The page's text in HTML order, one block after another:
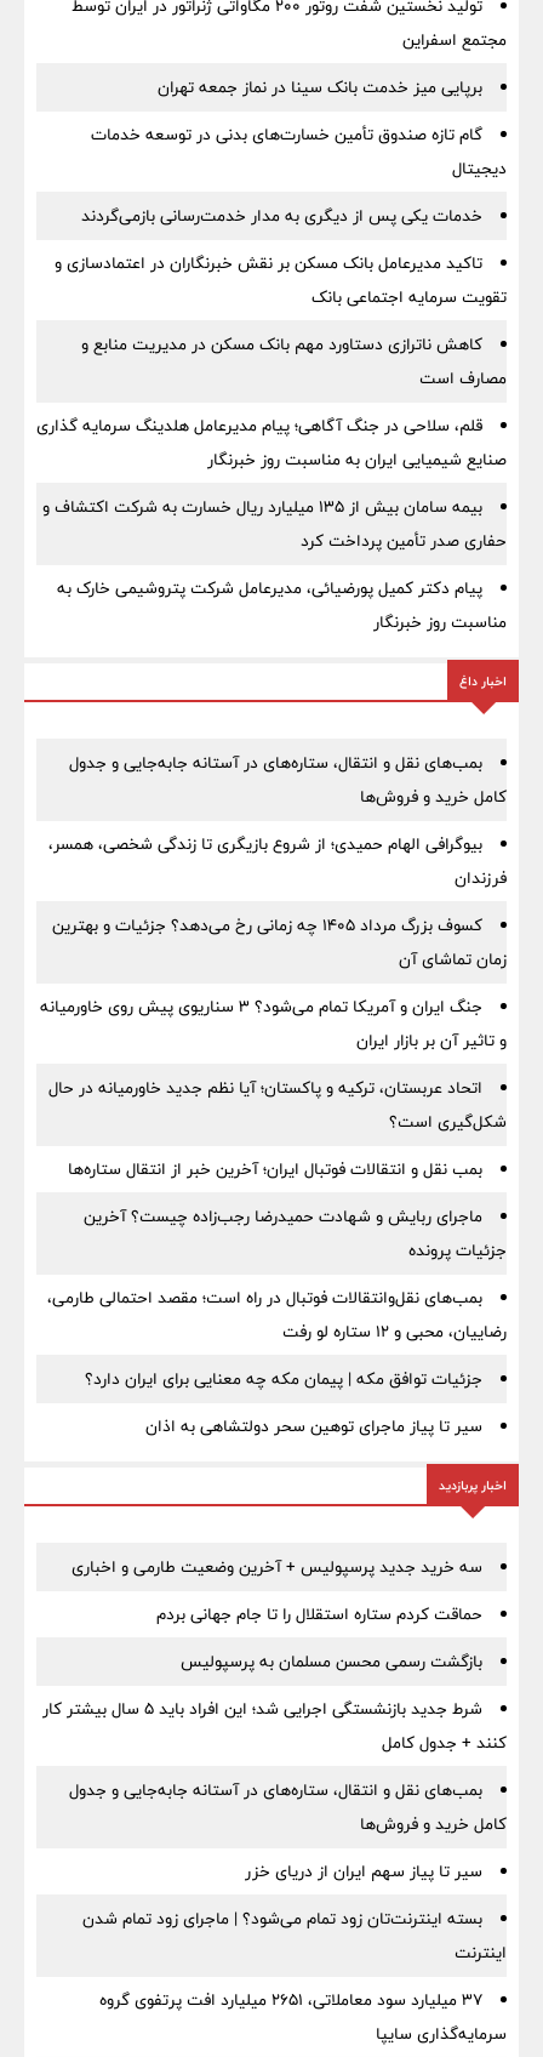
تولید نخستین شفت روتور ۲۰۰ مگاواتی ژنراتور در ایران توسط
مجتمع اسفراین
برپایی میز خدمت بانک سینا در نماز جمعه تهران
گام تازه صندوق تأمین خسارت‌های بدنی در توسعه خدمات
دیجیتال
خدمات یکی پس از دیگری به مدار خدمت‌رسانی بازمی‌گردند
تاکید مدیرعامل بانک مسکن بر نقش خبرنگاران در اعتمادسازی و
تقویت سرمایه اجتماعی بانک
کاهش ناترازی دستاورد مهم بانک مسکن در مدیریت منابع و
مصارف است
قلم، سلاحی در جنگ آگاهی؛ پیام مدیرعامل هلدینگ سرمایه گذاری
صنایع شیمیایی ایران به مناسبت روز خبرنگار
بیمه سامان بیش از ۱۳۵ میلیارد ریال خسارت به شرکت اکتشاف و
حفاری صدر تأمین پرداخت کرد
پیام دکتر کمیل پورضیائی، مدیرعامل شرکت پتروشیمی خارک به
مناسبت روز خبرنگار
اخبار داغ
بمب‌های نقل و انتقال، ستاره‌های در آستانه جابه‌جایی و جدول
کامل خرید و فروش‌ها
بیوگرافی الهام حمیدی؛ از شروع بازیگری تا زندگی شخصی، همسر،
فرزندان
کسوف بزرگ مرداد ۱۴۰۵ چه زمانی رخ می‌دهد؟ جزئیات و بهترین
زمان تماشای آن
جنگ ایران و آمریکا تمام می‌شود؟ ۳ سناریوی پیش روی خاورمیانه
و تاثیر آن بر بازار ایران
اتحاد عربستان، ترکیه و پاکستان؛ آیا نظم جدید خاورمیانه در حال
شکل‌گیری است؟
بمب نقل‌ و انتقالات فوتبال ایران؛ آخرین خبر از انتقال ستاره‌ها
ماجرای ربایش و شهادت حمیدرضا رجب‌زاده چیست؟ آخرین
جزئیات پرونده
بمب‌های نقل‌وانتقالات فوتبال در راه است؛ مقصد احتمالی طارمی،
رضاییان، محبی و ۱۲ ستاره لو رفت
جزئیات توافق مکه | پیمان مکه چه معنایی برای ایران دارد؟
سیر تا پیاز ماجرای توهین سحر دولتشاهی به اذان
اخبار پربازدید
سه خرید جدید پرسپولیس + آخرین وضعیت طارمی و اخباری
حماقت کردم ستاره استقلال را تا جام جهانی بردم
بازگشت رسمی محسن مسلمان به پرسپولیس
شرط جدید بازنشستگی اجرایی شد؛ این افراد باید ۵ سال بیشتر کار
کنند + جدول کامل
بمب‌های نقل و انتقال، ستاره‌های در آستانه جابه‌جایی و جدول
کامل خرید و فروش‌ها
سیر تا پیاز سهم ایران از دریای خزر
بسته اینترنت‌تان زود تمام می‌شود؟ | ماجرای زود تمام شدن
اینترنت
۳۷ میلیارد سود معاملاتی، ۲۶۵۱ میلیارد افت پرتفوی گروه
سرمایه‌گذاری سایپا